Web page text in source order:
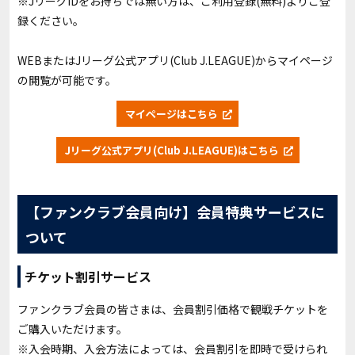
録ください。
WEBまたはJリーグ公式アプリ(Club J.LEAGUE)からマイページ
の閲覧が可能です。
マイページはこちら
Jリーグ公式アプリ(Club J.LEAGUE)はこちら
【ファンクラブ会員向け】会員特典サービスに
ついて
チケット割引サービス
ファンクラブ会員の皆さまは、会員割引価格で観戦チケットを
ご購入いただけます。
※入会時期、入会方法によっては、会員割引を即時で受けられ